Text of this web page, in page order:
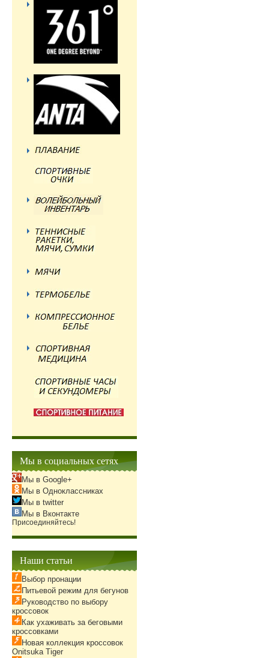
Мы в социальных сетях
Мы в Google+
Мы в Одноклассниках
Мы в twitter
Мы в Вконтакте
Присоединяйтесь!
Наши статьи
Выбор пронации
Питьевой режим для бегунов
Руководство по выбору
кроссовок
Как ухаживать за беговыми
кроссовками
Новая коллекция кроссовок
Onitsuka Tiger